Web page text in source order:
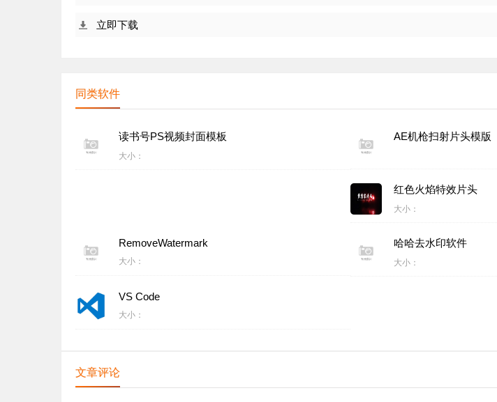
立即下载
同类软件
读书号PS视频封面模板
大小：
AE机枪扫射片头模版
红色火焰特效片头
大小：
RemoveWatermark
大小：
哈哈去水印软件
大小：
VS Code
大小：
文章评论